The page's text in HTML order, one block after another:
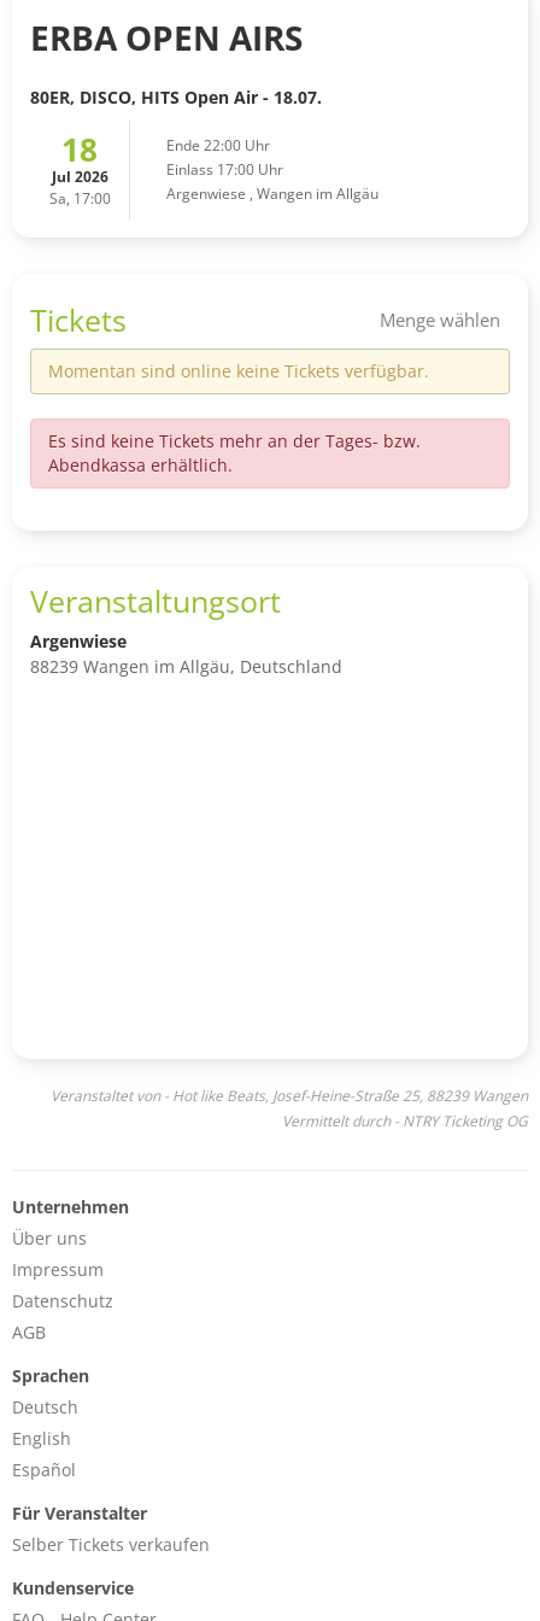
ERBA OPEN AIRS
80ER, DISCO, HITS Open Air - 18.07.
18
Jul 2026
Sa, 17:00
Ende 22:00 Uhr
Einlass 17:00 Uhr
Argenwiese , Wangen im Allgäu
Tickets Menge wählen
Momentan sind online keine Tickets verfügbar.
Es sind keine Tickets mehr an der Tages- bzw.
Abendkassa erhältlich.
Veranstaltungsort
Argenwiese
88239 Wangen im Allgäu, Deutschland
Veranstaltet von - Hot like Beats, Josef-Heine-Straße 25, 88239 Wangen
Vermittelt durch - NTRY Ticketing OG
Unternehmen
Über uns
Impressum
Datenschutz
AGB
Sprachen
Deutsch
English
Español
Für Veranstalter
Selber Tickets verkaufen
Kundenservice